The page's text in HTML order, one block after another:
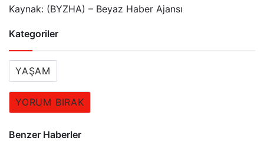
Kaynak: (BYZHA) – Beyaz Haber Ajansı
Kategoriler
YAŞAM
YORUM BIRAK
Benzer Haberler